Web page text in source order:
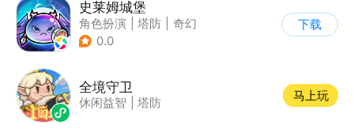
史莱姆城堡
角色扮演 塔防
奇幻
| 萌系
0.0
下载
全境守卫
休闲益智 塔防
马上玩